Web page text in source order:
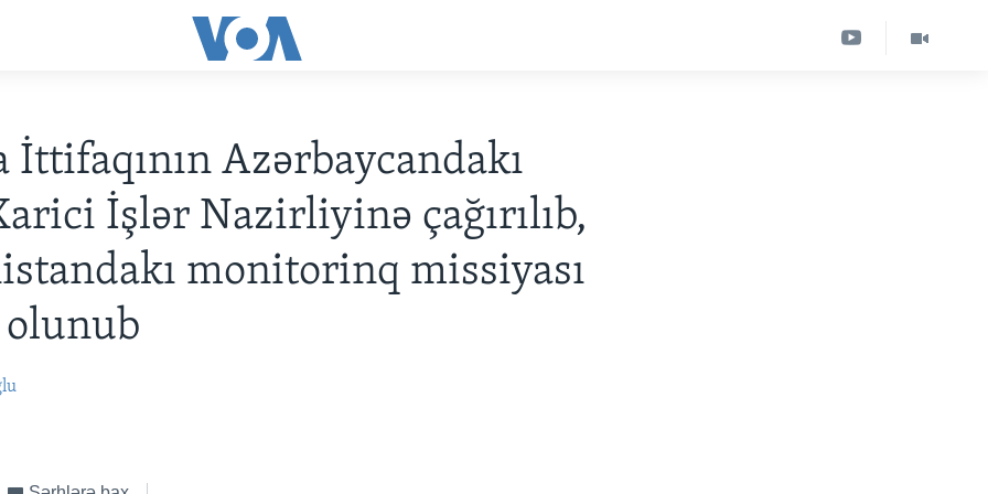
İttifaqının Azərbaycandakı
İşlər Nazirliyinə çağırılıb,
monitorinq missiyası